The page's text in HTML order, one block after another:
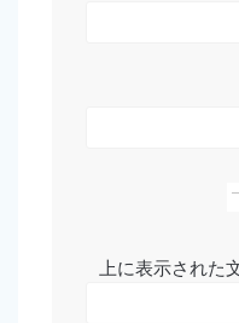
上に表示された